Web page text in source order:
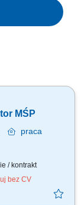
MŚP
praca
/ kontrakt
bez CV